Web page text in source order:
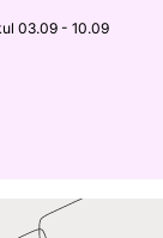
03.09 - 10.09